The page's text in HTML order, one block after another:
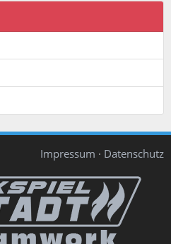
Impressum · Datenschutz